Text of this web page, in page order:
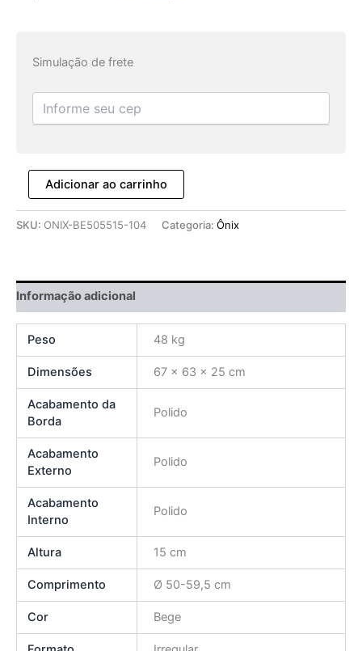
Simulação de frete
Adicionar ao carrinho
SKU: ONIX-BE505515-104 Categoria: Ônix
Informação adicional
Peso 48 kg
Dimensões 67 × 63 × 25 cm
Acabamento da
Borda
Polido
Acabamento
Externo
Polido
Acabamento
Interno
Polido
Altura 15 cm
Comprimento Ø 50-59,5 cm
Cor Bege